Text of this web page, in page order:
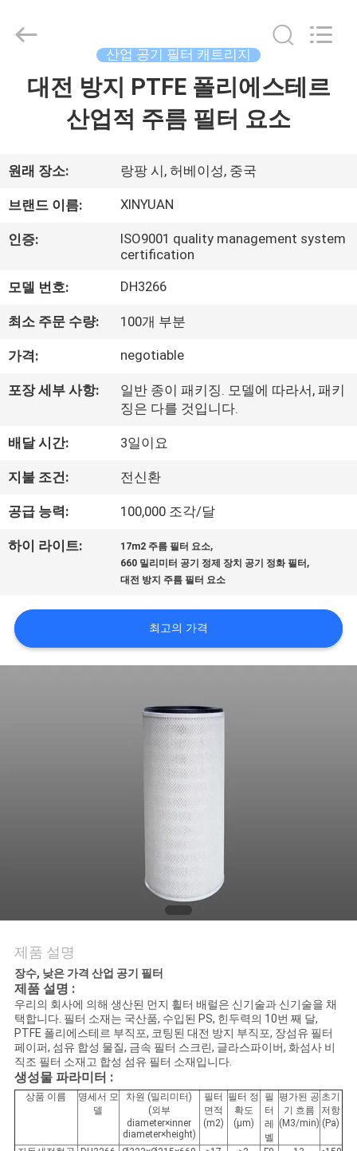
품
회
소
개
공
여
행
품
리
청
하
다
사
manufacturing
산업 공기 필터 캐트리지
대전 방지 PTFE 폴리에스테르
산업적 주름 필터 요소
원래 장소: 랑팡 시, 허베이성, 중국
브랜드 이름: XINYUAN
인증:
ISO9001 quality management system
certification
모델 번호: DH3266
최소 주문 수량: 100개 부분
가격: negotiable
포장 세부 사항:
일반 종이 패키징. 모델에 따라서, 패키
징은 다를 것입니다.
배달 시간: 3일이요
지불 조건: 전신환
공급 능력: 100,000 조각/달
하이 라이트: 17m2 주름 필터 요소,
660 밀리미터 공기 정제 장치 공기 정화 필터 ,
대전 방지 주름 필터 요소
최고의 가격
제품 설명
장수, 낮은 가격 산업 공기 필터
제품 설명 :
우리의 회사에 의해 생산된 먼지 휠터 배럴은 신기술과 신기술을 채
택합니다. 필터 소재는 국산품, 수입된 PS, 힌두력의 10번 째 달,
PTFE 폴리에스테르 부직포, 코팅된 대전 방지 부직포, 장섬유 필터
페이퍼, 섬유 합성 물질, 금속 필터 스크린, 글라스파이버, 화섬사 비
직조 필터 소재고 합성 섬유 필터 소재입니다.
생성물 파라미터 :
상품 이름
명세서 모
델
차원 (밀리미터)
(외부
diameter×inner
diameter×height)
필터
면적
(m2)
필터 정
확도
(μm)
필
터
레
벨
평가된 공
기 흐름
(M3/min)
초기
저항
(Pa)